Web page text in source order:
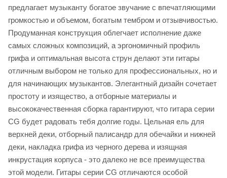
предлагает музыканту богатое звучание с впечатляющими
громкостью и объемом, богатым тембром и отзывчивостью.
Продуманная конструкция облегчает исполнение даже
самых сложных композиций, а эргономичный профиль
грифа и оптимальная высота струн делают эти гитары
отличным выбором не только для профессиональных, но и
для начинающих музыкантов. Элегантный дизайн сочетает
простоту и изящество, а отборные материалы и
высококачественная сборка гарантируют, что гитара серии
CG будет радовать тебя долгие годы. Цельная ель для
верхней деки, отборный палисандр для обечайки и нижней
деки, накладка грифа из черного дерева и изящная
инкрустация корпуса - это далеко не все преимущества
этой модели. Гитары серии CG отличаются особой